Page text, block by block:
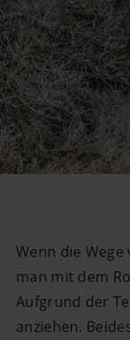
Wenn die
man mit dem
Aufgrund der
anziehen.